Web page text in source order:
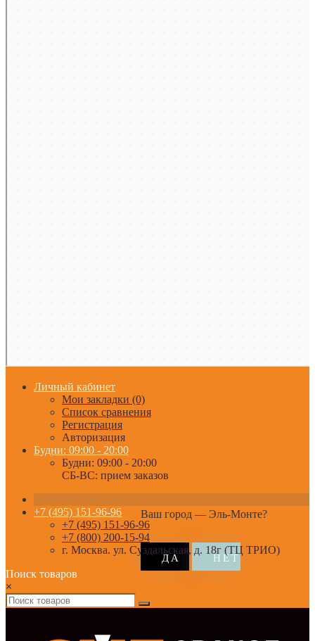
Личный кабинет
Мои закладки (0)
Список сравнения
Регистрация
Авторизация
Будни: 09:00 - 20:00
Будни: 09:00 - 20:00
СБ-ВС: прием заказов
Ваш город — Эль-Монте?
+7 (495) 151-96-96
+7 (495) 151-96-96
+7 (800) 200-15-94
г. Москва. ул. Суздальская, д. 18г (ТЦ ТРИО)
Поиск товаров
×